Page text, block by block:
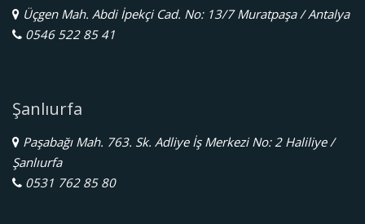
Üçgen Mah. Abdi İpekçi Cad. No: 13/7 Muratpaşa / Antalya
0546 522 85 41
Şanlıurfa
Paşabağı Mah. 763. Sk. Adliye İş Merkezi No: 2 Haliliye /
Şanlıurfa
0531 762 85 80